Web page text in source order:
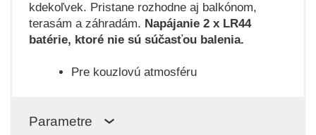
kdekoľvek. Pristane rozhodne aj balkónom,
terasám a záhradám. Napájanie 2 x LR44
batérie, ktoré nie sú súčasťou balenia.
Pre kouzlovú atmosféru
Parametre